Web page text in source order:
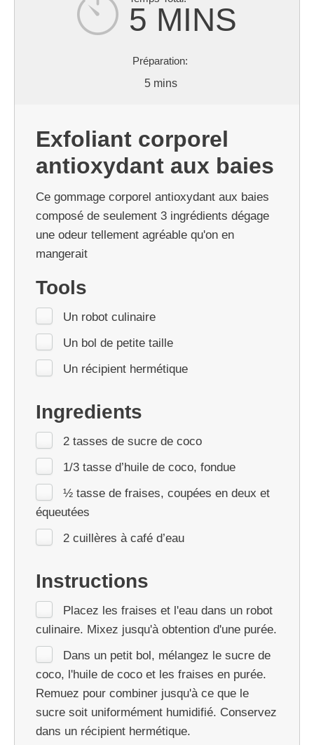
5 MINS
5 mins
Exfoliant corporel
antioxydant aux baies
Ce gommage corporel antioxydant aux baies
composé de seulement 3 ingrédients dégage
une odeur tellement agréable qu'on en
mangerait
Tools
Un robot culinaire
Un bol de petite taille
Un récipient hermétique
Ingredients
2 tasses de sucre de coco
1/3 tasse d’huile de coco, fondue
½ tasse de fraises, coupées en deux et
équeutées
2 cuillères à café d’eau
Instructions
Placez les fraises et l'eau dans un robot
culinaire. Mixez jusqu'à obtention d'une purée.
Dans un petit bol, mélangez le sucre de
coco, l'huile de coco et les fraises en purée.
Remuez pour combiner jusqu'à ce que le
sucre soit uniformément humidifié. Conservez
dans un récipient hermétique.